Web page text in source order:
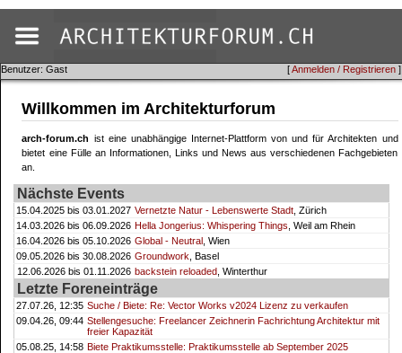
[Anmelden / Registrieren ]
Benutzer: Gast
Willkommen im Architekturforum
arch-forum.ch ist eine unabhängige Internet-Plattform von und für Architekten und
bietet eine Fülle an Informationen, Links und News aus verschiedenen Fachgebieten
an.
Nächste Events
15.04.2025 bis 03.01.2027 Vernetzte Natur - Lebenswerte Stadt , Zürich
14.03.2026 bis 06.09.2026 Hella Jongerius: Whispering Things , Weil am Rhein
16.04.2026 bis 05.10.2026 Global - Neutral , Wien
09.05.2026 bis 30.08.2026 Groundwork , Basel
12.06.2026 bis 01.11.2026 backstein reloaded , Winterthur
Letzte Foreneinträge
27.07.26, 12:35 Suche / Biete: Re: Vector Works v2024 Lizenz zu verkaufen
09.04.26, 09:44 Stellengesuche: Freelancer Zeichnerin Fachrichtung Architektur mit
freier Kapazität
05.08.25, 14:58 Biete Praktikumsstelle: Praktikumsstelle ab September 2025